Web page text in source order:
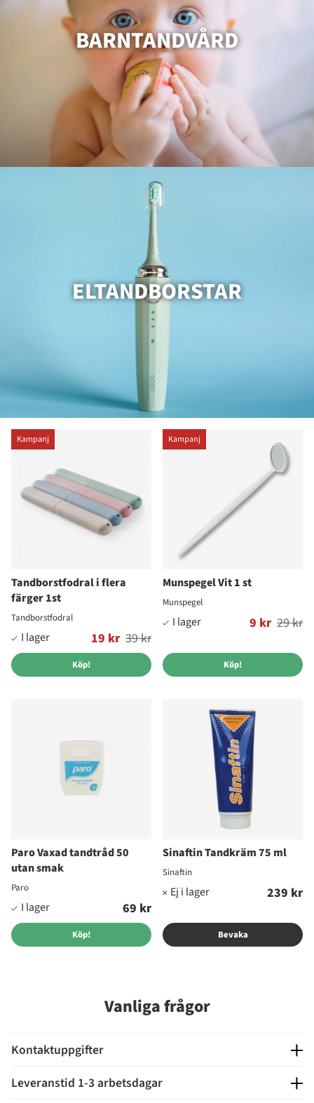
BARNTANDVÅRD
ELTANDBORSTAR
Kampanj
Tandborstfodral i flera
färger 1st
Tandborstfodral
19 kr
Ordinarie pris: 39 kr
Köp!
Kampanj
Munspegel Vit 1 st
Munspegel
9 kr
Ordinarie pris: 29 kr
Köp!
Paro Vaxad tandtråd 50
utan smak
Paro
69 kr
Köp!
Sinaftin Tandkräm 75 ml
Sinaftin
239 kr
Bevaka
Vanliga frågor
Kontaktuppgifter
Efter kontorstid når du oss påkundservice@tandshopen.se
Leveranstid 1-3 arbetsdagar